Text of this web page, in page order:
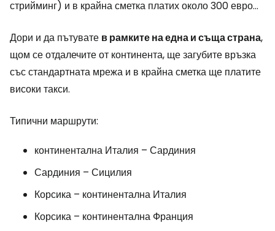
стрийминг) и в крайна сметка платих около 300 евро...
Дори и да пътувате в рамките на една и съща страна,
щом се отдалечите от континента, ще загубите връзка
със стандартната мрежа и в крайна сметка ще платите
високи такси.
Типични маршрути:
континентална Италия – Сардиния
Сардиния – Сицилия
Корсика – континентална Италия
Корсика – континентална Франция